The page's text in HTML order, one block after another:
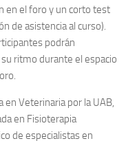
en el foro y un corto test
de asistencia al curso).
podrán
ritmo durante el espacio
en Veterinaria por la UAB,
en Fisioterapia
de especialistas en